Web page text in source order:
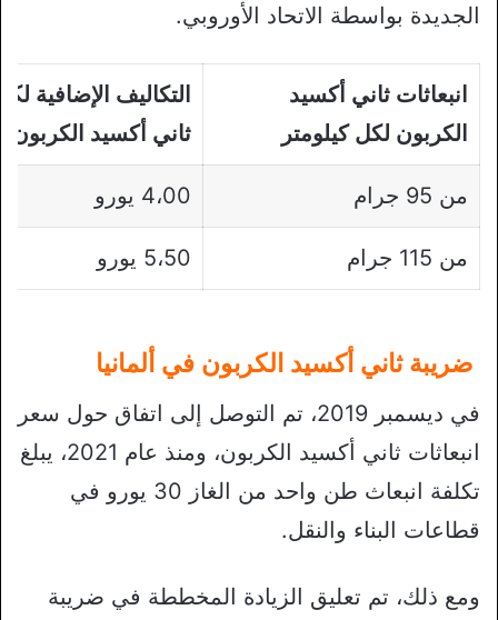
الجديدة بواسطة الاتحاد الأوروبي.
انبعاثات ثاني أكسيد
الكربون لكل كيلومتر
التكاليف الإضافية
ثاني أكسيد الكربون
من 95 جرام 4،00 يورو
من 115 جرام 5،50 يورو
ضريبة ثاني أكسيد الكربون في ألمانيا
في ديسمبر 2019، تم التوصل إلى اتفاق حول سعر
انبعاثات ثاني أكسيد الكربون، ومنذ عام 2021، يبلغ
تكلفة انبعاث طن واحد من الغاز 30 يورو في
قطاعات البناء والنقل.
ومع ذلك، تم تعليق الزيادة المخططة في ضريبة